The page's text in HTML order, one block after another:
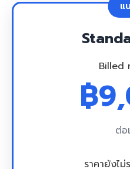
Billed
฿
ต่อ
ราคายังไ